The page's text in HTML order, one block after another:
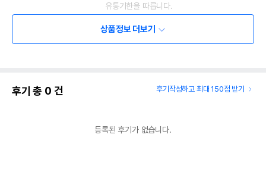
유통기한을 따릅니다.
상품정보 더보기
후기 총 0 건 후기작성하고 최대 150점 받기
등록된 후기가 없습니다.